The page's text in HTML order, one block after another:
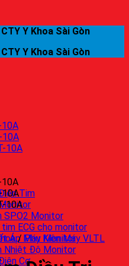
Y Khoa Sài Gòn
Y Khoa Sài Gòn
Tim
SPO2 Monitor
ECG cho monitor
Áp Máy Monitor
Nhiệt Độ Monitor
Cơ
/ Phụ Kiện Máy VLTL